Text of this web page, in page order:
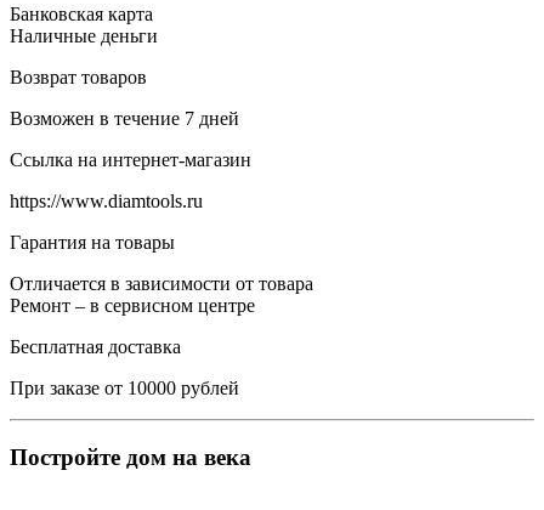
Банковская карта
Наличные деньги
Возврат товаров
Возможен в течение 7 дней
Ссылка на интернет-магазин
https://www.diamtools.ru
Гарантия на товары
Отличается в зависимости от товара
Ремонт – в сервисном центре
Бесплатная доставка
При заказе от 10000 рублей
Постройте дом на века